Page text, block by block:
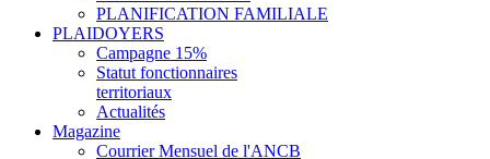
PLANIFICATION FAMILIALE
PLAIDOYERS
Campagne 15%
Statut fonctionnaires
territoriaux
Actualités
Magazine
Courrier Mensuel de l'ANCB